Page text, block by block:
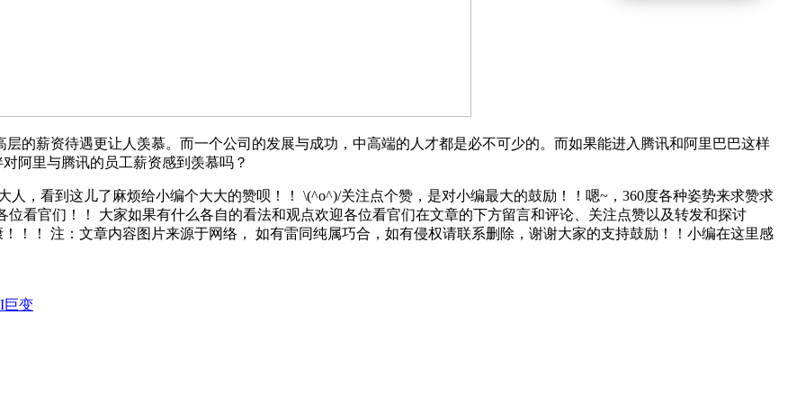
的薪资待遇更让人羡慕。而一个公司的发展与成功，中高端的人才都是必不可少的。而如果能进入腾讯和阿里巴巴这样
阿里与腾讯的员工薪资感到羡慕吗？
，看到这儿了麻烦给小编个大大的赞呗！！ \(^o^)/关注点个赞，是对小编最大的鼓励！！嗯~，360度各种姿势来求赞求
看官们！！ 大家如果有什么各自的看法和观点欢迎各位看官们在文章的下方留言和评论、关注点赞以及转发和探讨
！！ 注：文章内容图片来源于网络， 如有雷同纯属巧合，如有侵权请联系删除，谢谢大家的支持鼓励！！小编在这里感
巨变